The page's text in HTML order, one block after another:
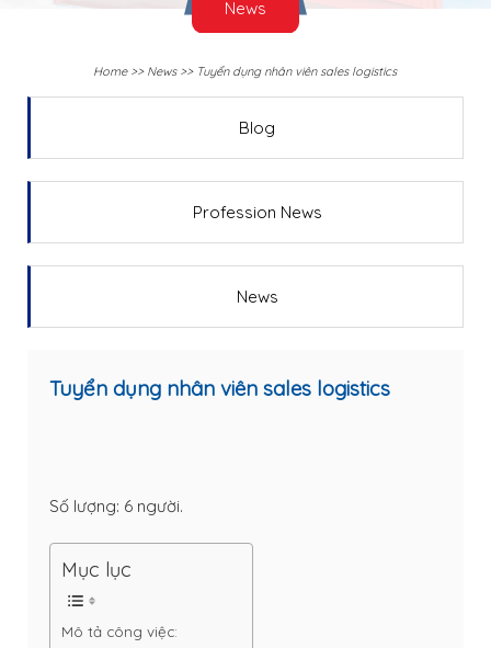
News
Home>> News>> Tuyển dụng nhân viên sales logistics
Blog
Profession News
News
Tuyển dụng nhân viên sales logistics
Số lượng: 6 người.
Mục lục
Mô tả công việc: